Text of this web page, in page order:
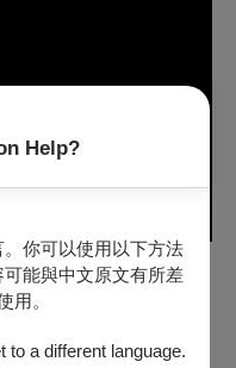
Help?
你可以使用以下方法
能與中文原文有所差
用。
a different language.
，只為時間～
言，在當代樂壇逐漸形